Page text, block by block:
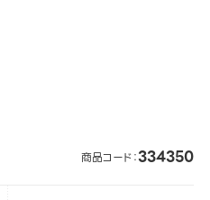
商品コード：334350